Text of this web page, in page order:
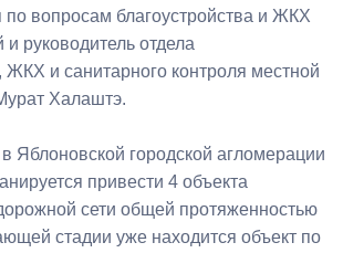
по вопросам благоустройства и ЖКХ
руководитель отдела
ЖКХ и санитарного контроля местной
Халаштэ.
Яблоновской городской агломерации
привести 4 объекта
сети общей протяженностью
стадии уже находится объект по